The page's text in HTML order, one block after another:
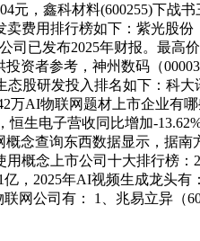
元，鑫科材料(600255)下战
费用排行榜如下：紫光股
已发布2025年财报。最
资者参考，神州数码（
股研发投入排名如下：科
万AI物联网题材上市企业
生电子营收同比增加-
念查询东西数据显示，据
用概念上市公司十大排行榜
，2025年AI视频生成龙头
公司有： 1、兆易立异（